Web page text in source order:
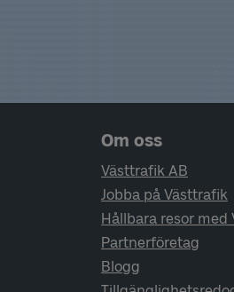
Sidfotsnavigering
Om oss
Västtrafik AB
Jobba på Västtrafik
Hållbara resor med
Partnerföretag
Blogg